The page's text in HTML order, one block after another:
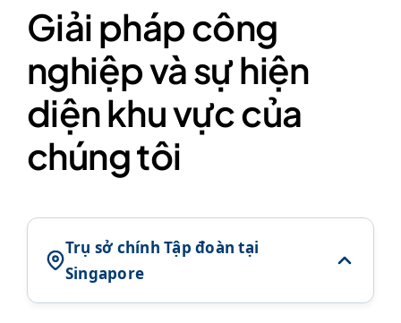
Giải pháp công
nghiệp và sự hiện
diện khu vực của
chúng tôi
Trụ sở chính Tập đoàn tại
Singapore